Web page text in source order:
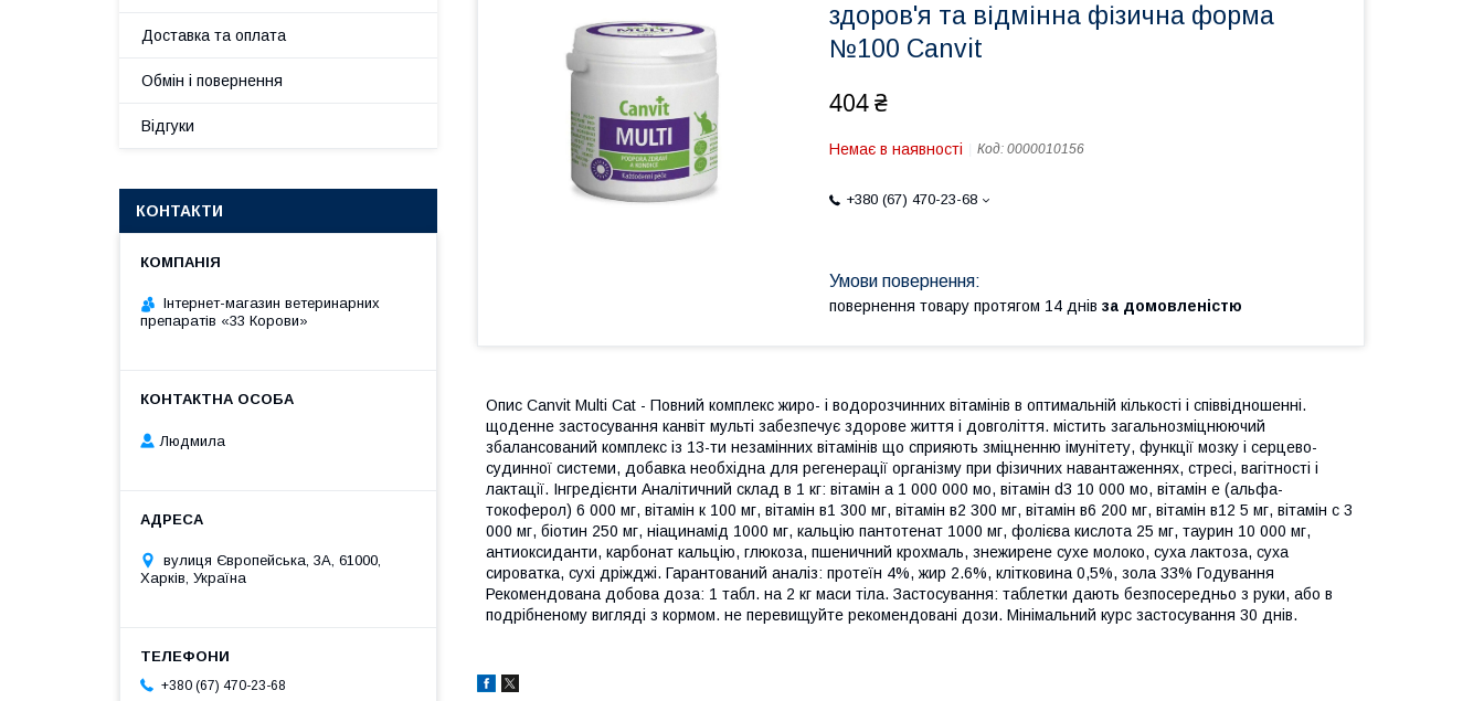
здоров'я та відмінна фізична форма
№100 Canvit
404 ₴
Немає в наявності Код: 0000010156
+380 (67) 470-23-68
повернення товару протягом 14 днів за домовленістю
Опис Canvit Multi Cat - Повний комплекс жиро- і водорозчинних вітамінів в оптимальній кількості і співвідношенні.
щоденне застосування канвіт мульті забезпечує здорове життя і довголіття. містить загальнозміцнюючий
збалансований комплекс із 13-ти незамінних вітамінів що сприяють зміцненню імунітету, функції мозку і серцево-
судинної системи, добавка необхідна для регенерації організму при фізичних навантаженнях, стресі, вагітності і
лактації. Інгредієнти Аналітичний склад в 1 кг: вітамін а 1 000 000 мо, вітамін d3 10 000 мо, вітамін е (альфа-
токоферол) 6 000 мг, вітамін к 100 мг, вітамін в1 300 мг, вітамін в2 300 мг, вітамін в6 200 мг, вітамін в12 5 мг, вітамін с 3
000 мг, біотин 250 мг, ніацинамід 1000 мг, кальцію пантотенат 1000 мг, фолієва кислота 25 мг, таурин 10 000 мг,
антиоксиданти, карбонат кальцію, глюкоза, пшеничний крохмаль, знежирене сухе молоко, суха лактоза, суха
сироватка, сухі дріжджі. Гарантований аналіз: протеїн 4%, жир 2.6%, клітковина 0,5%, зола 33% Годування
Рекомендована добова доза: 1 табл. на 2 кг маси тіла. Застосування: таблетки дають безпосередньо з руки, або в
подрібненому вигляді з кормом. не перевищуйте рекомендовані дози. Мінімальний курс застосування 30 днів.
Доставка та оплата
Обмін і повернення
Відгуки
КОНТАКТИ
Інтернет-магазин ветеринарних
препаратів «33 Корови»
Людмила
вулиця Європейська, 3А, 61000,
Харків, Україна
+380 (67) 470-23-68